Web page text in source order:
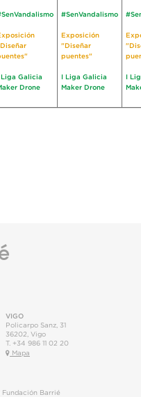
Liga Galicia
Drone
#SenVandalismo
Exposición
"Diseñar
puentes"
I Liga Galicia
Maker Drone
I
VIGO
Policarpo Sanz, 31
36202 Vigo
T. +34 986 11 02 20
Mapa
Barrié